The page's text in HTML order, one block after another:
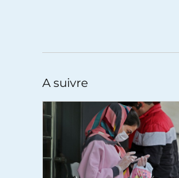
A suivre